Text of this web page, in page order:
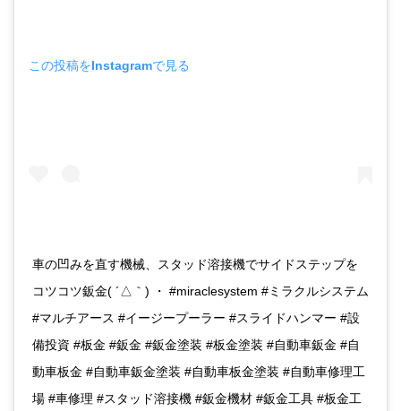
この投稿をInstagramで見る
車の凹みを直す機械、スタッド溶接機でサイドステップを
コツコツ鈑金( ´△｀) ・ #miraclesystem #ミラクルシステム
#マルチアース #イージープーラー #スライドハンマー #設
備投資 #板金 #鈑金 #鈑金塗装 #板金塗装 #自動車鈑金 #自
動車板金 #自動車鈑金塗装 #自動車板金塗装 #自動車修理工
場 #車修理 #スタッド溶接機 #鈑金機材 #鈑金工具 #板金工